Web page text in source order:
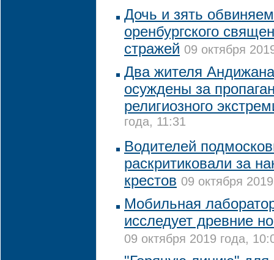
Дочь и зять
оренбургского
стражей 09 октября
Два жителя
осуждены за
религиозного
года, 11:31
Водителей
раскритиковали за
крестов 09 октября
Мобильная
исследует древние
09 октября 2019 года,